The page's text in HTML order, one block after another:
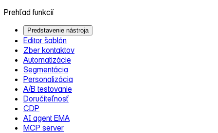
Prehľad funkcií
Predstavenie nástroja
Editor šablón
Zber kontaktov
Automatizácie
Segmentácia
Personalizácia
A/B testovanie
Doručiteľnosť
CDP
AI agent EMA
MCP server